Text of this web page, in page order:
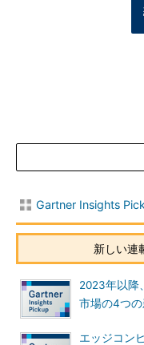
Gartner Insights
新しい連
2023年以降
市場の4つ
エッジコン